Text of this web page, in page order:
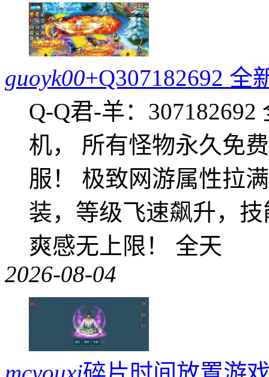
guoyk00+Q307182692
Q-Q君-羊：
机， 所有怪物永久免
服！ 极致网游属性拉
装，等级飞速飙升，
爽感无上限！ 全天
2026-08-04